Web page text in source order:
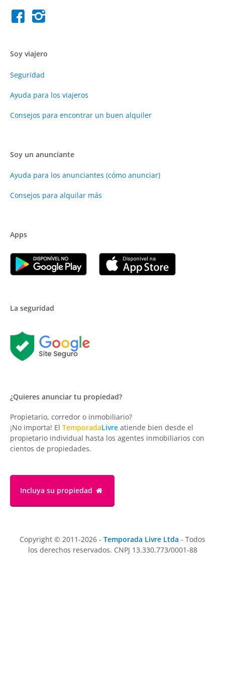
Soy viajero
Seguridad
Ayuda para los viajeros
Consejos para encontrar un buen alquiler
Soy un anunciante
Ayuda para los anunciantes (cómo anunciar)
Consejos para alquilar más
Apps
La seguridad
¿Quieres anunciar tu propiedad?
Propietario, corredor o inmobiliario?
¡No importa! El TemporadaLivre atiende bien desde el
propietario individual hasta los agentes inmobiliarios con
cientos de propiedades.
Incluya su propiedad
Copyright © 2011-2026 - Temporada Livre Ltda - Todos
los derechos reservados. CNPJ 13.330.773/0001-88